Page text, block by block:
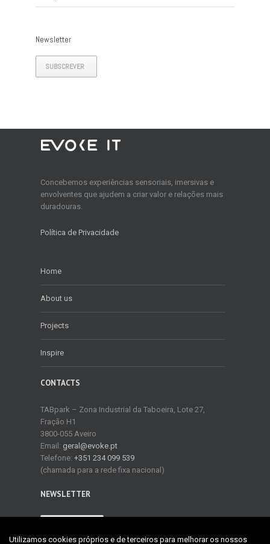
Newsletter
SUBSCREVER
Concebemos experiências sensoriais, imersivas e
envolventes que ajudem a criar valor e relações mais
duradouras.
Política de Privacidade
Home
About us
Projects
Inspire
CONTACTS
TABpark – Zona Industrial da Taboeira, Lote 27,
Fração H1
3800-055 Aveiro
Email: geral@evoke.pt
Telefone:+351 234 099 539
(chamada para a rede fixa nacional)
NEWSLETTER
Utilizamos cookies próprios e de terceiros para melhorar os nossos